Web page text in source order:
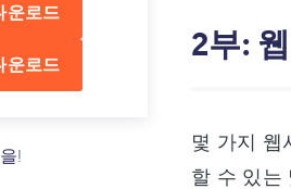
운로드
운로드
!
2부:
몇 가지 웹
할 수 있는